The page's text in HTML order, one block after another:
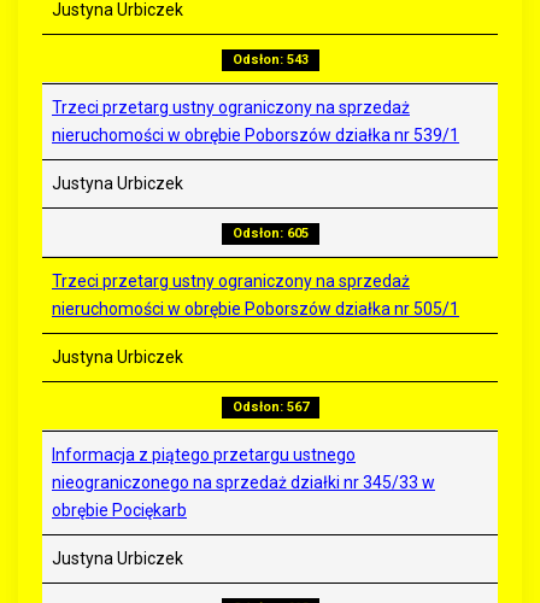
Justyna Urbiczek
Odsłon: 543
Trzeci przetarg ustny ograniczony na sprzedaż
nieruchomości w obrębie Poborszów działka nr 539/1
Justyna Urbiczek
Odsłon: 605
Trzeci przetarg ustny ograniczony na sprzedaż
nieruchomości w obrębie Poborszów działka nr 505/1
Justyna Urbiczek
Odsłon: 567
Informacja z piątego przetargu ustnego
nieograniczonego na sprzedaż działki nr 345/33 w
obrębie Pociękarb
Justyna Urbiczek